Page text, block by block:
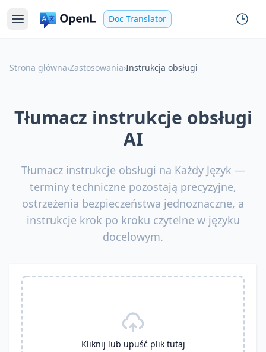
Doc Translator
Strona główna›Zastosowania›Instrukcja obsługi
Tłumacz instrukcje obsługi
AI
Tłumacz instrukcje obsługi na Każdy Język —
terminy techniczne pozostają precyzyjne,
ostrzeżenia bezpieczeństwa jednoznaczne, a
instrukcje krok po kroku czytelne w języku
docelowym.
Kliknij lub upuść plik tutaj